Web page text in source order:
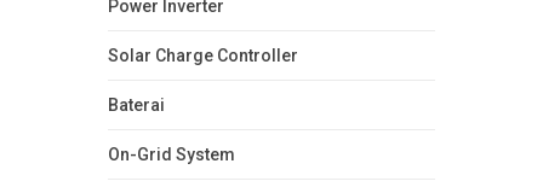
Power Inverter
Solar Charge Controller
Baterai
On-Grid System